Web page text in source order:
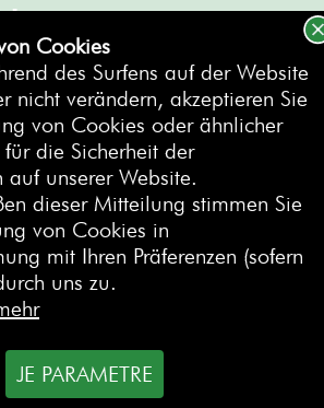
de Seine
Cookies
des Surfens auf der Website
nicht verändern, akzeptieren Sie
von Cookies oder ähnlicher
die Sicherheit der
auf unserer Website.
dieser Mitteilung stimmen Sie
von Cookies in
mit Ihren Präferenzen (sofern
uns zu.
JE PARAMETRE